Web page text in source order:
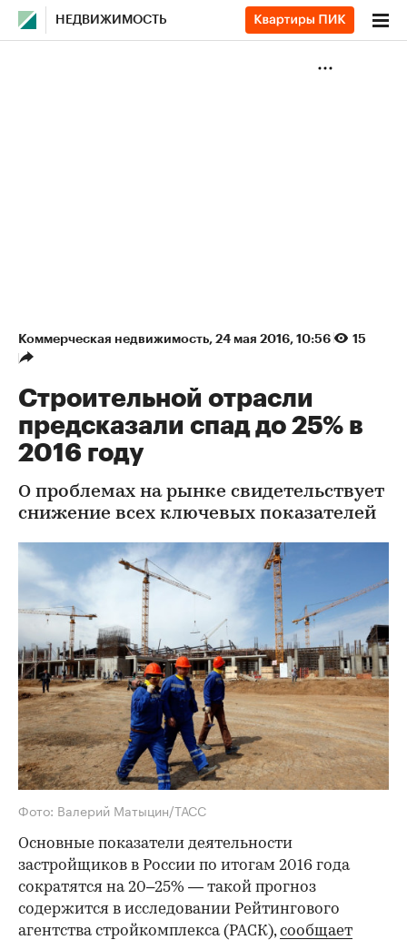
НЕДВИЖИМОСТЬ
Коммерческая недвижимость⁠, 24 мая 2016, 10:56 15
Строительной отрасли
предсказали спад до 25% в
2016 году
О проблемах на рынке свидетельствует
снижение всех ключевых показателей
Фото: Валерий Матыцин/ТАСС
Основные показатели деятельности
застройщиков в России по итогам 2016 года
сократятся на 20–25% — такой прогноз
содержится в исследовании Рейтингового
агентства стройкомплекса (РАСК),сообщает